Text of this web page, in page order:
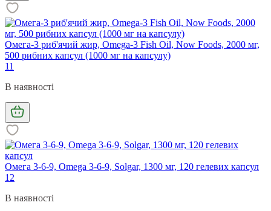
Омега-3 риб'ячий жир, Omega-3 Fish Oil, Now Foods, 2000 мг,
500 рибних капсул (1000 мг на капсулу)
11
В наявності
Омега 3-6-9, Omega 3-6-9, Solgar, 1300 мг, 120 гелевих капсул
12
В наявності